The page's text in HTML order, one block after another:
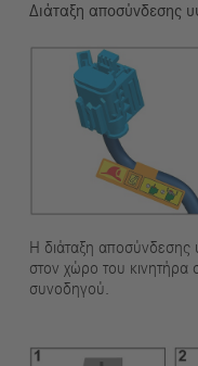
Διάταξη αποσύνδεσης
Η διάταξη αποσύνδεσης
στον χώρο του κινητήρα
συνοδηγού.